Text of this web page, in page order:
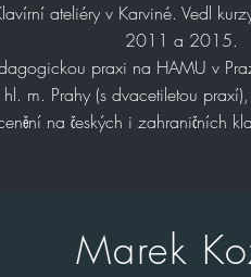
ateliéry v Karviné. Vedl
2011 a 2015.
praxi na HAMU v
m. Prahy (s dvacetiletou
na českých i zahraničních
Marek